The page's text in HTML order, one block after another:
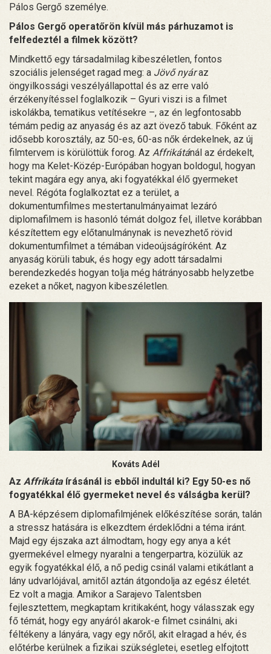
Pálos Gergő személye.
Pálos Gergő operatőrön kívül más párhuzamot is
felfedeztél a filmek között?
Mindkettő egy társadalmilag kibeszéletlen, fontos
szociális jelenséget ragad meg: a Jövő nyáraz
öngyilkossági veszélyállapottal és az erre való
érzékenyítéssel foglalkozik – Gyuri viszi is a filmet
iskolákba, tematikus vetítésekre –, az én legfontosabb
témám pedig az anyaság és az azt övező tabuk. Főként az
idősebb korosztály, az 50-es, 60-as nők érdekelnek, az új
filmtervem is körülöttük forog. Az Affrikátánál az érdekelt,
hogy ma Kelet-Közép-Európában hogyan boldogul, hogyan
tekint magára egy anya, aki fogyatékkal élő gyermeket
nevel. Régóta foglalkoztat ez a terület, a
dokumentumfilmes mestertanulmányaimat lezáró
diplomafilmem is hasonló témát dolgoz fel, illetve korábban
készítettem egy előtanulmánynak is nevezhető rövid
dokumentumfilmet a témában videoújságíróként. Az
anyaság körüli tabuk, és hogy egy adott társadalmi
berendezkedés hogyan tolja még hátrányosabb helyzetbe
ezeket a nőket, nagyon kibeszéletlen.
Kováts Adél
Az Affrikátaírásánál is ebből indultál ki? Egy 50-es nő
fogyatékkal élő gyermeket nevel és válságba kerül?
A BA-képzésem diplomafilmjének előkészítése során, talán
a stressz hatására is elkezdtem érdeklődni a téma iránt.
Majd egy éjszaka azt álmodtam, hogy egy anya a két
gyermekével elmegy nyaralni a tengerpartra, közülük az
egyik fogyatékkal élő, a nő pedig csinál valami etikátlant a
lány udvarlójával, amitől aztán átgondolja az egész életét.
Ez volt a magja. Amikor a Sarajevo Talentsben
fejlesztettem, megkaptam kritikaként, hogy válasszak egy
fő témát, hogy egy anyáról akarok-e filmet csinálni, aki
féltékeny a lányára, vagy egy nőről, akit elragad a hév, és
előtérbe kerülnek a fizikai szükségletei, esetleg elfojtott